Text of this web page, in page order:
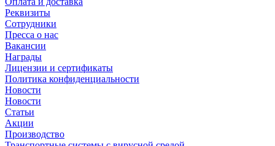
Реквизиты
Сотрудники
Пресса о нас
Вакансии
Награды
Лицензии и сертификаты
Политика конфиденциальности
Новости
Новости
Статьи
Акции
Производство